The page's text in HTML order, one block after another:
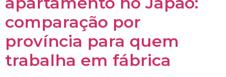
comparação por
província para quem
trabalha em fábrica